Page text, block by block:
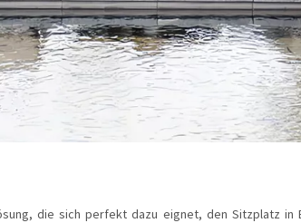
die sich perfekt dazu eignet, den Sitzplatz in